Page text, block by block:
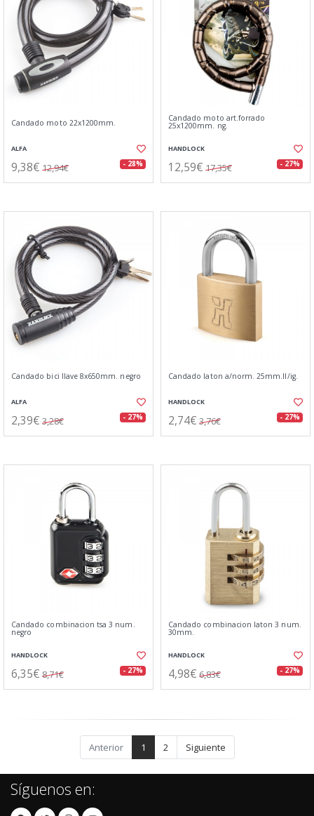
Candado moto 22x1200mm.
ALFA
9,38€ 12,94€ - 28%
Candado moto art.forrado
25x1200mm. ng.
HANDLOCK
12,59€ 17,35€ - 27%
Candado bici llave 8x650mm. negro
ALFA
2,39€ 3,28€ - 27%
Candado laton a/norm. 25mm.ll/ig.
HANDLOCK
2,74€ 3,76€ - 27%
Candado combinacion tsa 3 num.
negro
HANDLOCK
6,35€ 8,71€ - 27%
Candado combinacion laton 3 num.
30mm.
HANDLOCK
4,98€ 6,83€ - 27%
Anterior 1 2 Siguiente
Síguenos en: